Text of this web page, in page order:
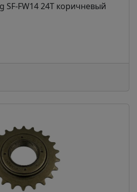
SF-FW14 24T коричневый